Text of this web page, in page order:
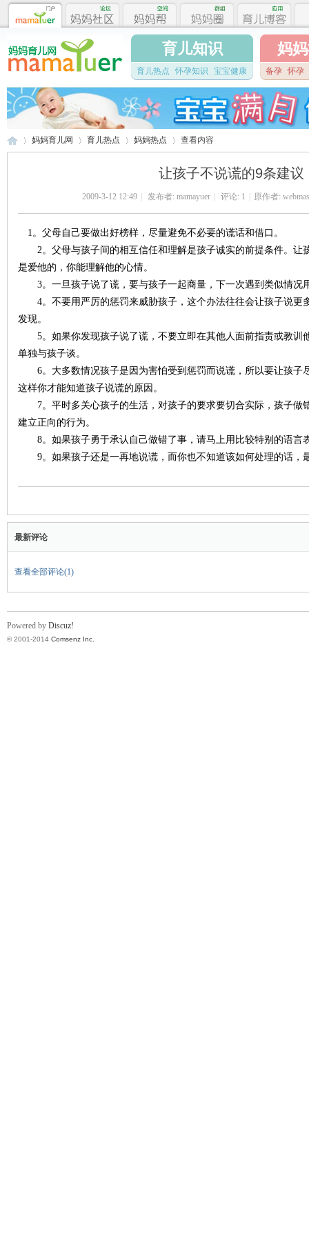
育儿知识
育儿热点 怀孕知识 宝宝健康
妈
备孕 怀孕
儿
妈妈育儿网 育儿热点
›
妈妈热点
›
查看内容
让孩子不说谎的9条建议
2009-3-12 12:49 发布者: mamayuer 评论: 1 原作者:
1。父母自己要做出好榜样，尽量避免不必要的谎话和借口。
2。父母与孩子间的相互信任和理解是孩子诚实的前提条件。让
是爱他的，你能理解他的心情。
3。一旦孩子说了谎，要与孩子一起商量，下一次遇到类似情况
4。不要用严厉的惩罚来威胁孩子，这个办法往往会让孩子说更
发现。
5。如果你发现孩子说了谎，不要立即在其他人面前指责或教训
单独与孩子谈。
6。大多数情况孩子是因为害怕受到惩罚而说谎，所以要让孩子
这样你才能知道孩子说谎的原因。
7。平时多关心孩子的生活，对孩子的要求要切合实际，孩子做
建立正向的行为。
8。如果孩子勇于承认自己做错了事，请马上用比较特别的语言
9。如果孩子还是一再地说谎，而你也不知道该如何处理的话，
最新评论
查看全部评论(1)
Powered by Discuz!
© 2001-2014 Comsenz Inc.